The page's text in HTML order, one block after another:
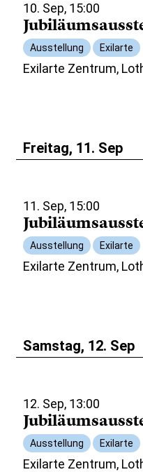
10. Sep, 15:00
Ausstellung Exilarte
Exilarte Zentrum,
Freitag, 11. Sep
11. Sep, 15:00
Ausstellung Exilarte
Exilarte Zentrum,
Samstag, 12. Sep
12. Sep, 13:00
Ausstellung Exilarte
Exilarte Zentrum,